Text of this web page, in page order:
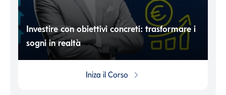
Investire con obiettivi concreti: trasformare i
sogni in realtà
Iniza il Corso